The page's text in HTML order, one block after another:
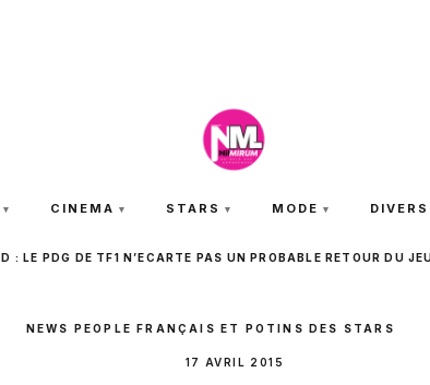
CINEMA STARS MODE DIVERS
: LE PDG DE TF1 N’ECARTE PAS UN PROBABLE RETOUR DU
NEWS PEOPLE FRANÇAIS ET POTINS DES STARS
17 AVRIL 2015